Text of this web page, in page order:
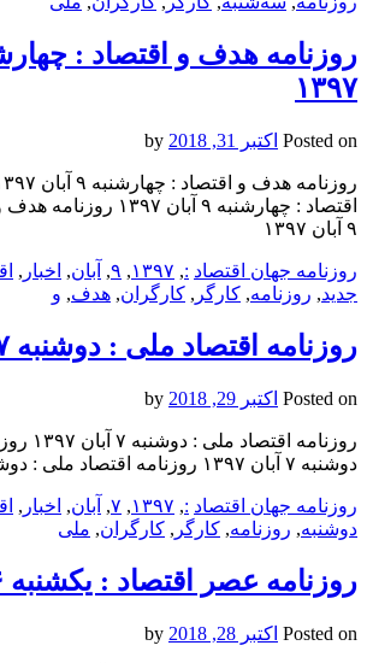
۱۳۹۷
Posted on اکتبر 31, 2018
اقتصاد : چهارشنبه ۹ آبان
۹ آبان ۱۳۹۷
روزنامه جهان اقتصاد :
, ۱۳۹۷, ۹, آبان, اخبار ,
جدید, روزنامه, کارگر , کارگران, هدف, و
روزنامه اقتصاد ملی : دوشنبه ۷ آبان ۱۳۹۷
Posted on اکتبر 29, 2018
روزنامه
دوشنبه ۷ آبان ۱۳۹۷ روزنامه اقتصاد ملی : دوشنبه ۷ آبان ۱۳۹۷
روزنامه جهان اقتصاد :
, ۱۳۹۷, ۷, آبان, اخبار ,
دوشنبه, روزنامه, کارگر , کارگران, ملی
روزنامه عصر اقتصاد : یکشنبه‌ ۶ آبان ۱۳۹۷
Posted on اکتبر 28, 2018